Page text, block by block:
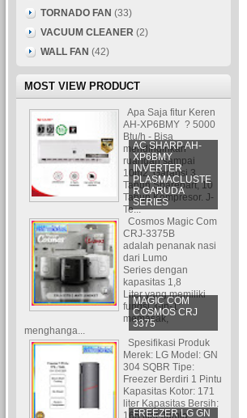
TORNADO FAN (33)
VACUUM CLEANER (2)
WALL FAN (42)
MOST VIEW PRODUCT
AC SHARP AH-
XP6BMY
INVERTER
PLASMACLUSTE
R GARUDA
SERIES
Apa Saja fitur Keren
AH-XP6BMY ? 5000
Btu/h - Bisa
mendinginkan
ruangan sampai
10m2. Garansi 3
Tahun Sparepart, 10
Tahun Kompresor. J-
Te...
MAGIC COM
COSMOS CRJ
3375
Cosmos Magic Com
CRJ-3375B
adalah penanak nasi
dari Lumo
Series dengan
kapasitas 1,8
Liter yang memiliki
fungsi 3-in-1:
memasak,
menghanga...
FREEZER LG GN
Spesifikasi Produk
Merek: LG Model: GN
304 SQBR Tipe:
Freezer Berdiri 1 Pintu
Kapasitas Kotor: 171
liter Kapasitas Bersih:
165 liter Jumla...